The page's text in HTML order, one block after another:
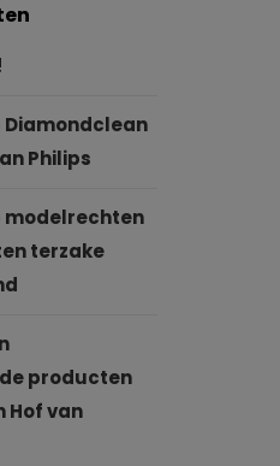
Diamondclean
Philips
modelrechten
terzake
producten
Hof van